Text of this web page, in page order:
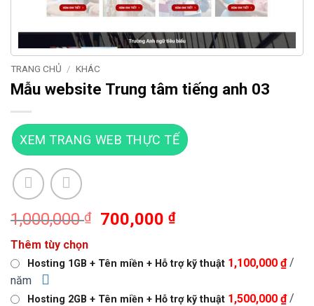
TRANG CHỦ / KHÁC
Mẫu website Trung tâm tiếng anh 03
XEM TRANG WEB THỰC TẾ
1,000,000₫
Giá
1,000,000 ₫.
700,000₫Giá
là:
Thêm tùy chọn
Hosting 1GB + Tên miền + Hỗ trợ kỹ thuật 1,100,000 ₫ /
năm
Hosting 2GB + Tên miền + Hỗ trợ kỹ thuật 1,500,000 ₫ /